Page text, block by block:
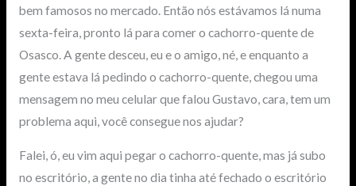
bem famosos no mercado. Então nós estávamos lá numa
sexta-feira, pronto lá para comer o cachorro-quente de
Osasco. A gente desceu, eu e o amigo, né, e enquanto a
gente estava lá pedindo o cachorro-quente, chegou uma
mensagem no meu celular que falou Gustavo, cara, tem um
problema aqui, você consegue nos ajudar?
Falei, ó, eu vim aqui pegar o cachorro-quente, mas já subo
no escritório, a gente no dia tinha até fechado o escritório